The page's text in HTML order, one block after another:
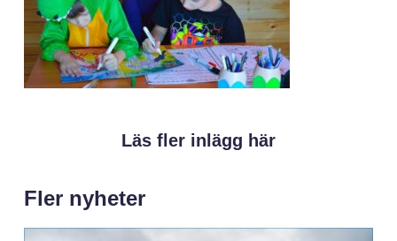
Läs fler inlägg här
Fler nyheter